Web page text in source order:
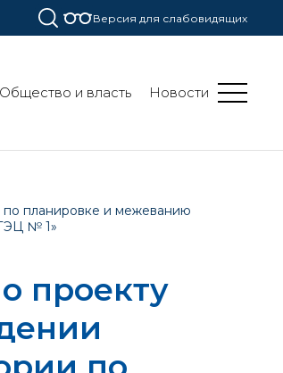
Версия для слабовидящих
Общество и власть Новости
планировке и межеванию
№ 1»
проекту